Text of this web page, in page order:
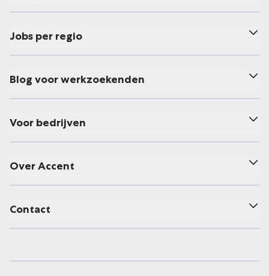
Jobs per regio
Blog voor werkzoekenden
Voor bedrijven
Over Accent
Contact